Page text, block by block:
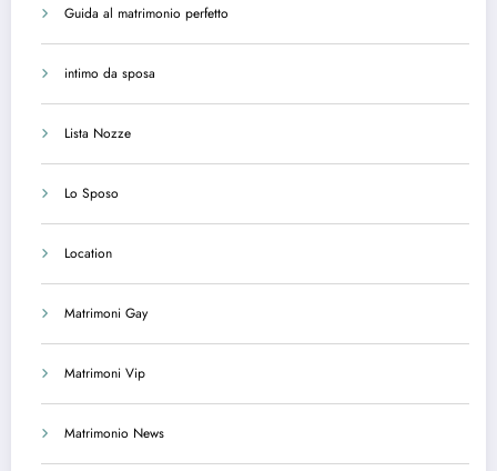
Guida al matrimonio perfetto
intimo da sposa
Lista Nozze
Lo Sposo
Location
Matrimoni Gay
Matrimoni Vip
Matrimonio News